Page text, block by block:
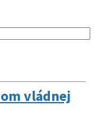
vládnej